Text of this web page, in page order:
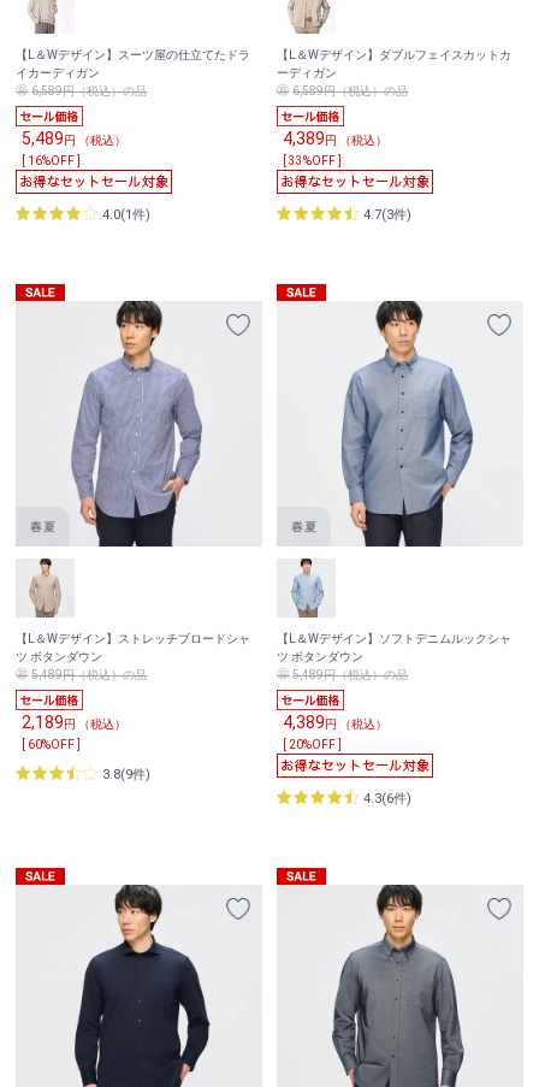
【L＆Wデザイン】スーツ屋の仕立てたドラ
イカーディガン
6,589円（税込）の品
5,489円 （税込）
[ 16%OFF ]
4.0(1件)
【L＆Wデザイン】ダブルフェイスカットカ
ーディガン
6,589円（税込）の品
4,389円 （税込）
[ 33%OFF ]
4.7(3件)
【L＆Wデザイン】ストレッチブロードシャ
ツ ボタンダウン
5,489円（税込）の品
2,189円 （税込）
[ 60%OFF ]
3.8(9件)
【L＆Wデザイン】ソフトデニムルックシャ
ツ ボタンダウン
5,489円（税込）の品
4,389円 （税込）
[ 20%OFF ]
4.3(6件)